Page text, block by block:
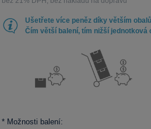
Ušetřete více peněz díky větším
Čím větší balení, tím nižší jednotková
*Možnosti balení: